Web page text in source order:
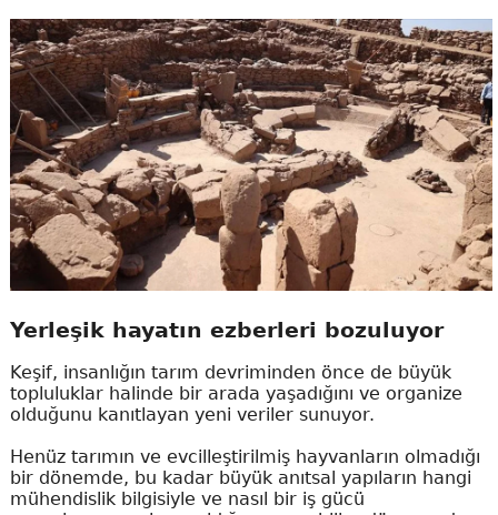
Yerleşik hayatın ezberleri bozuluyor
Keşif, insanlığın tarım devriminden önce de büyük
topluluklar halinde bir arada yaşadığını ve organize
olduğunu kanıtlayan yeni veriler sunuyor.
Henüz tarımın ve evcilleştirilmiş hayvanların olmadığı
bir dönemde, bu kadar büyük anıtsal yapıların hangi
mühendislik bilgisiyle ve nasıl bir iş gücü